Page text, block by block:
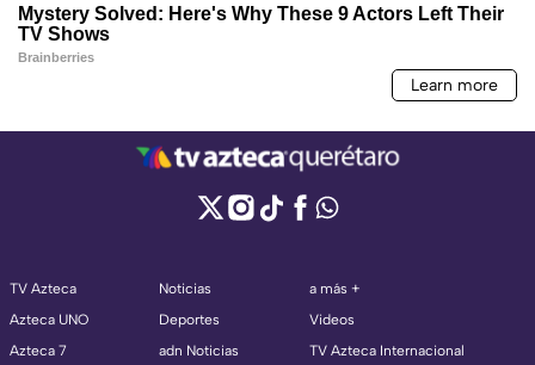
TV Azteca
Azteca UNO
Azteca 7
Noticias
Deportes
adn Noticias
a más +
Videos
TV Azteca Internacional